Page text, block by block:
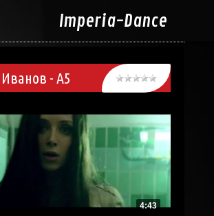
Imperia-Dance
- A5
4:43